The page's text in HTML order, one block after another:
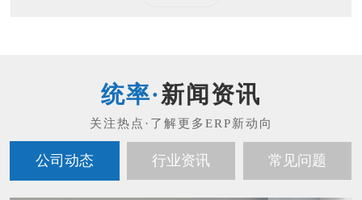
新闻资讯
公司动态 行业资讯 常见问题